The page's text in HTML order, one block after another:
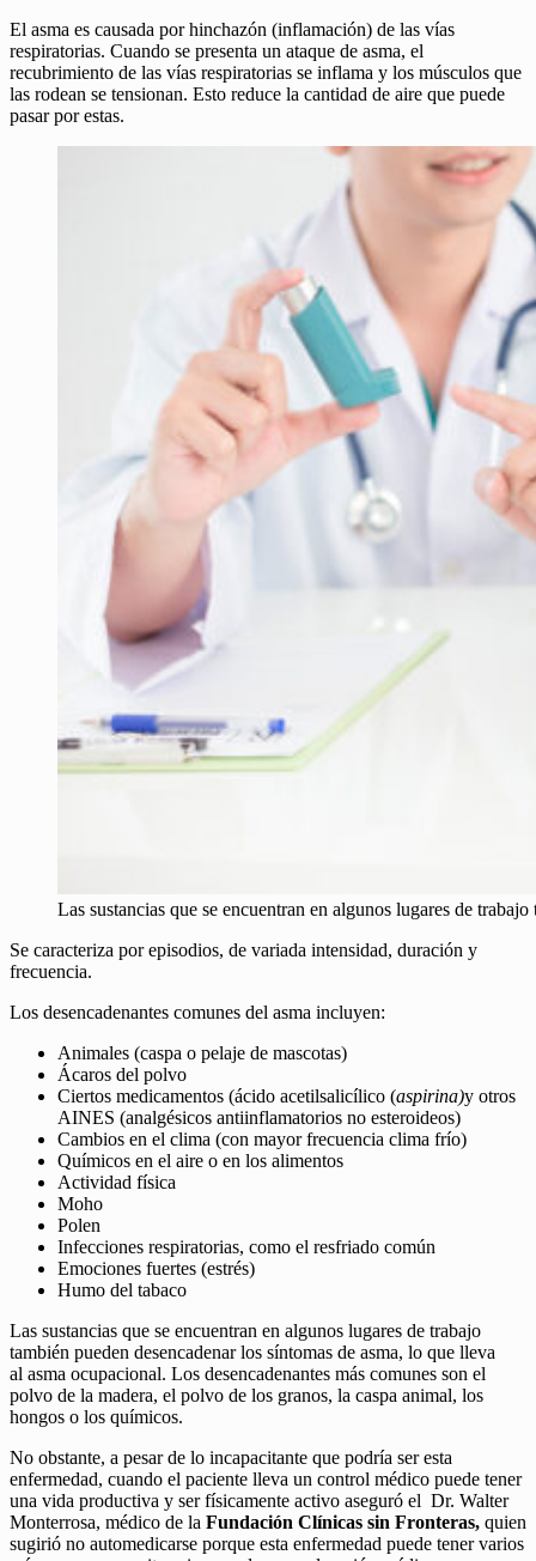
El asma es causada por hinchazón (inflamación) de las vías
respiratorias. Cuando se presenta un ataque de asma, el
recubrimiento de las vías respiratorias se inflama y los músculos que
las rodean se tensionan. Esto reduce la cantidad de aire que puede
pasar por estas.
Las sustancias que se encuentran en algunos lugares de
Se caracteriza por episodios, de variada intensidad, duración y
frecuencia.
Los desencadenantes comunes del asma incluyen:
Animales (caspa o pelaje de mascotas)
Ácaros del polvo
Ciertos medicamentos (ácido acetilsalicílico (aspirina)y otros
AINES (analgésicos antiinflamatorios no esteroideos)
Cambios en el clima (con mayor frecuencia clima frío)
Químicos en el aire o en los alimentos
Actividad física
Moho
Polen
Infecciones respiratorias, como el resfriado común
Emociones fuertes (estrés)
Humo del tabaco
Las sustancias que se encuentran en algunos lugares de trabajo
también pueden desencadenar los síntomas de asma, lo que lleva
al asma ocupacional. Los desencadenantes más comunes son el
polvo de la madera, el polvo de los granos, la caspa animal, los
hongos o los químicos.
No obstante, a pesar de lo incapacitante que podría ser esta
enfermedad, cuando el paciente lleva un control médico puede tener
una vida productiva y ser físicamente activo aseguró el Dr. Walter
Monterrosa, médico de la Fundación Clínicas sin Fronteras, quien
sugirió no automedicarse porque esta enfermedad puede tener varios